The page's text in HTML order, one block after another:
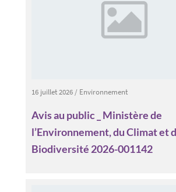
16 juillet 2026/ Environnement
Avis au public _ Ministère de
l’Environnement, du Climat et
Biodiversité 2026-001142